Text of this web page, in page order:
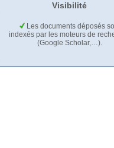
Visibilité
Les documents déposés
indexés par les moteurs de
(Google Scholar,…).